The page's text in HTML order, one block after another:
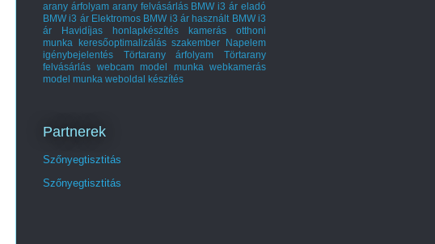
arany árfolyam arany felvásárlás BMW i3 ár eladó
BMW i3 ár Elektromos BMW i3 ár használt BMW i3
ár
Havidíjas honlapkészítés
kamerás otthoni
munka
keresőoptimalizálás szakember
Napelem
igénybejelentés
Törtarany árfolyam
Törtarany
felvásárlás
webcam model munka
webkamerás
model munka weboldal készítés
Partnerek
Szőnyegtisztitás
Szőnyegtisztitás